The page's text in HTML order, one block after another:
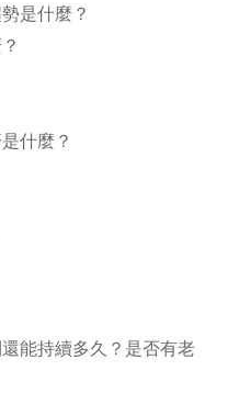
是什麼？
什麼？
能持續多久？是否有老